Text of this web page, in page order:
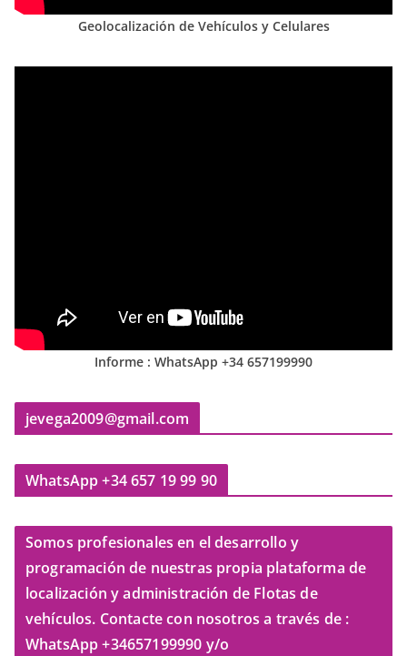
Geolocalización de Vehículos y Celulares
Informe : WhatsApp +34 657199990
jevega2009@gmail.com
WhatsApp +34 657 19 99 90
Somos profesionales en el desarrollo y
programación de nuestras propia plataforma de
localización y administración de Flotas de
vehículos. Contacte con nosotros a través de :
WhatsApp +34657199990 y/o